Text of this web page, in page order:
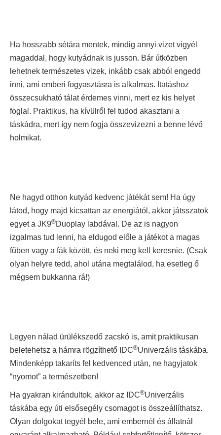
Ha hosszabb sétára mentek, mindig annyi vizet vigyél
magaddal, hogy kutyádnak is jusson. Bár útközben
lehetnek természetes vizek, inkább csak abból engedd
inni, ami emberi fogyasztásra is alkalmas. Itatáshoz
összecsukható tálat érdemes vinni, mert ez kis helyet
foglal. Praktikus, ha kívülről fel tudod akasztani a
táskádra, mert így nem fogja összevizezni a benne lévő
holmikat.
Ne hagyd otthon kutyád kedvenc játékát sem! Ha úgy
látod, hogy majd kicsattan az energiától, akkor játsszatok
egyet a JK9®Duoplay labdával. De az is nagyon
izgalmas tud lenni, ha eldugod előle a játékot a magas
fűben vagy a fák között, és neki meg kell keresnie. (Csak
olyan helyre tedd, ahol utána megtalálod, ha esetleg ő
mégsem bukkanna rá!)
Legyen nálad ürülékszedő zacskó is, amit praktikusan
beletehetsz a hámra rögzíthető IDC®Univerzális táskába.
Mindenképp takaríts fel kedvenced után, ne hagyjatok
“nyomot” a természetben!
Ha gyakran kirándultok, akkor az IDC®Univerzális
táskába egy úti elsősegély csomagot is összeállíthatsz.
Olyan dolgokat tegyél bele, ami embernél és állatnál